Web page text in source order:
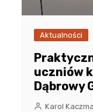
Aktualności
uczniów
Dąbrowy
Karol